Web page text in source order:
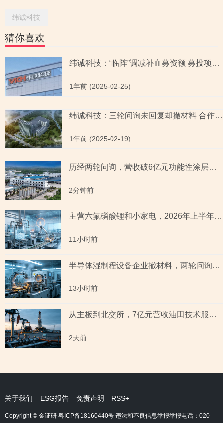
纬诚科技
猜你喜欢
纬诚科技：“临阵”调减补血募资额 募投项目合理性或现“迷雾”
1年前 (2025-02-25)
纬诚科技：三轮问询未回复却撤材料 合作单位员工离开后现身子公司负责人名单
1年前 (2025-02-19)
历经两轮问询，营收破6亿元功能性涂层材料企业“撤稿”，应收账款坏账计提充分性及销售费用率低于同行均值合理性遭“连环问”
2分钟前
主营六氟磷酸锂和小家电，2026年上半年预测盈利超2亿元，虚增收入被ST背后子公司未完成业绩承诺
11小时前
半导体湿制程设备企业撤材料，两轮问询聚焦收入确认时点准确性，原材料采购公允性引关注
13小时前
从主板到北交所，7亿元营收油田技术服务商两次撤单，募投项目必要性与核心技术竞争力遭“拷问”
2天前
关于我们 ESG报告 免责声明 RSS+
Copyright © 金证研 粤ICP备18160440号 违法和不良信息举报举报电话：020-